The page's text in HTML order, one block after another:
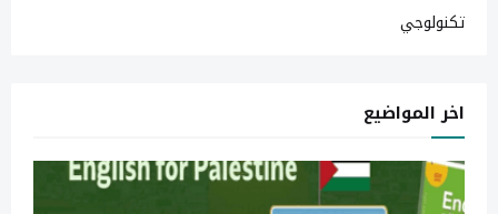
تكنولوجي
اخر المواضيع